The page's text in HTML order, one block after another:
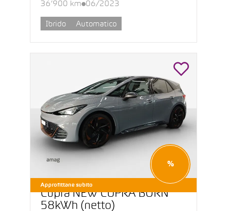
36’900 km 06/2023
Ibrido Automatico
Approfittane subito
%
Cupra NEW CUPRA BORN
58kWh (netto)